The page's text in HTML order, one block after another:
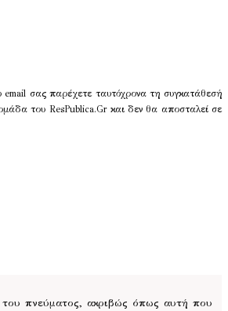
email σας παρέχετε ταυτόχρονα τη συγκατάθεσή
του ResPublica.Gr και δεν θα αποσταλεί σε
πνεύματος, ακριβώς όπως αυτή που